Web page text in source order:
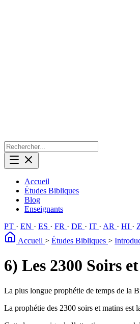
Accueil
Études Bibliques
Blog
Enseignants
PT · EN · ES · FR · DE · IT · AR · HI ·
Accueil > Études Bibliques >
6) Les 2300 Soirs
La plus longue prophétie de temps de la
La prophétie des 2300 soirs et matins est